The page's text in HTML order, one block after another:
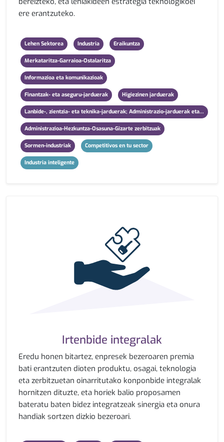
ere erantzuteko.
Lehen Sektorea Industria Eraikuntza
Merkataritza-Garraioa-Ostalaritza
Informazioa eta komunikazioak
Finantzak- eta aseguru-jarduerak Higiezinen jarduerak
Lanbide-, zientzia- eta teknika-jarduerak; Administrazio-jarduerak eta...
Administrazioa-Hezkuntza-Osasuna-Gizarte zerbitzuak
Sormen-industriak Competitivos en tu sector
Industria inteligente
Irtenbide integralak
Eredu honen bitartez, enpresek bezeroaren premia
bati erantzuten dioten produktu, osagai, teknologia
eta zerbitzuetan oinarritutako konponbide integralak
hornitzen dituzte, eta horiek balio proposamen
bateratu baten bidez integratzeak sinergia eta onura
handiak sortzen dizkio bezeroari.